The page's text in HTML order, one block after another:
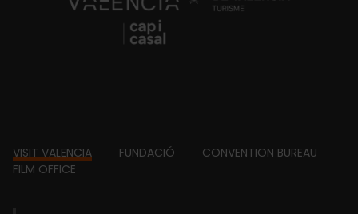
Footer
VISIT VALENCIA FUNDACIÓ
CONVENTION BUREAU
FILM OFFICE